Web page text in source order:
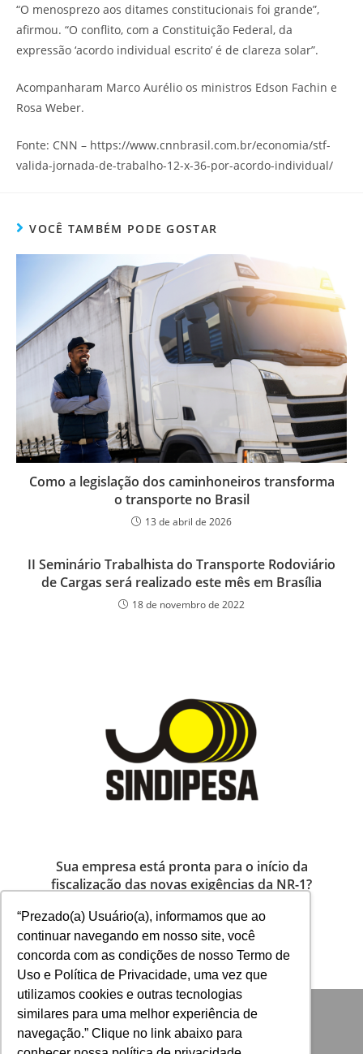
“Prezado(a) Usuário(a), informamos que ao
continuar navegando em nosso site, você
concorda com as condições de nosso Termo de
Uso e Política de Privacidade, uma vez que
utilizamos cookies e outras tecnologias
similares para uma melhor experiência de
navegação.” Clique no link abaixo para
“O menosprezo aos ditames constitucionais foi grande”,
afirmou. “O conflito, com a Constituição Federal, da
expressão ‘acordo individual escrito’ é de clareza solar”.
Acompanharam Marco Aurélio os ministros Edson Fachin e
Rosa Weber.
Fonte: CNN – https://www.cnnbrasil.com.br/economia/stf-
valida-jornada-de-trabalho-12-x-36-por-acordo-individual/
VOCÊ TAMBÉM PODE GOSTAR
Como a legislação dos caminhoneiros transforma
o transporte no Brasil
13 de abril de 2026
II Seminário Trabalhista do Transporte Rodoviário
de Cargas será realizado este mês em Brasília
18 de novembro de 2022
Sua empresa está pronta para o início da
fiscalização das novas exigências da NR-1?